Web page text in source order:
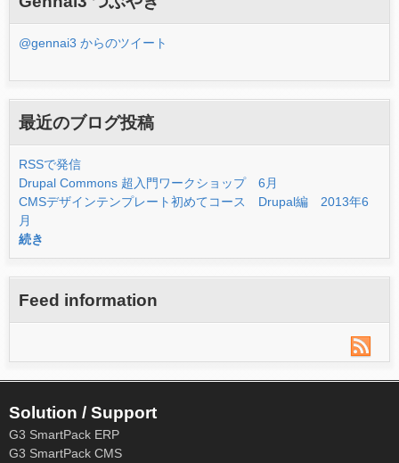
@gennai3 からのツイート
最近のブログ投稿
RSSで発信
Drupal Commons 超入門ワークショップ 6月
CMSデザインテンプレート初めてコース Drupal編 2013年6
月
続き
Feed information
Solution / Support
G3 SmartPack ERP
G3 SmartPack CMS